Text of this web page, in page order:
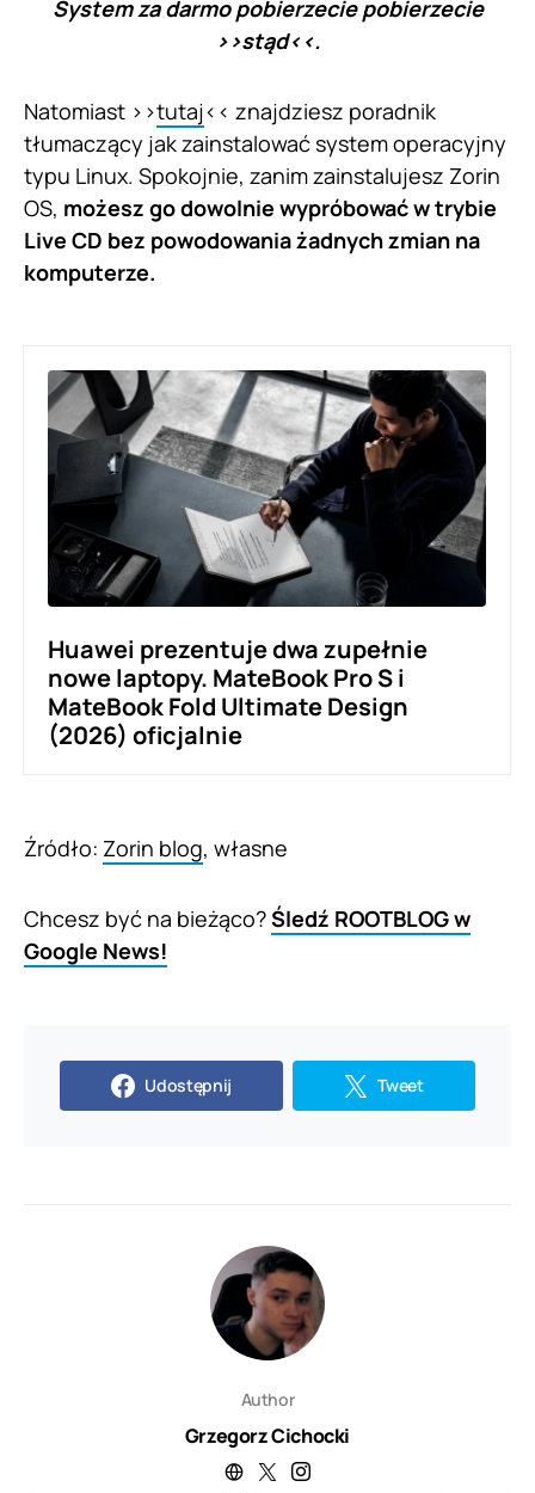
System za darmo pobierzecie pobierzecie
>>stąd<<.
Natomiast >>tutaj<< znajdziesz poradnik
tłumaczący jak zainstalować system operacyjny
typu Linux. Spokojnie, zanim zainstalujesz Zorin
OS, możesz go dowolnie wypróbować w trybie
Live CD bez powodowania żadnych zmian na
komputerze.
Huawei prezentuje dwa zupełnie
nowe laptopy. MateBook Pro S i
MateBook Fold Ultimate Design
(2026) oficjalnie
Źródło: Zorin blog, własne
Chcesz być na bieżąco?Śledź ROOTBLOG w
Google News!
Udostępnij Tweet
Author
Grzegorz Cichocki